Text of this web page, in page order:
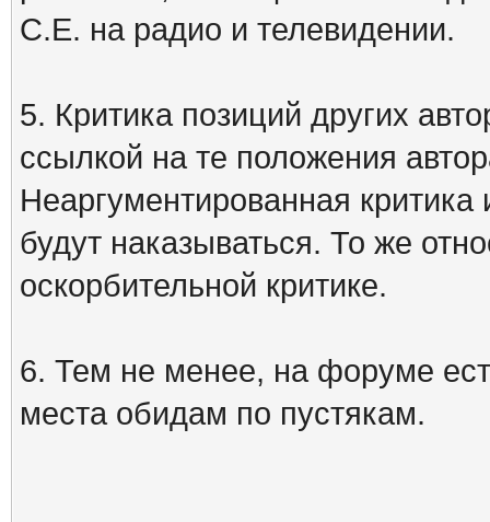
С.Е. на радио и телевидении.
5. Критика позиций других
ссылкой на те положения
Неаргументированная
будут наказываться. То же
оскорбительной критике.
6. Тем не менее, на форуме
места обидам по пустякам.